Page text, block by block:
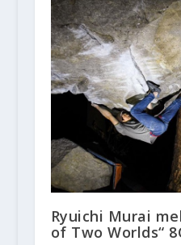
Ryuichi Murai
of Two Worlds“